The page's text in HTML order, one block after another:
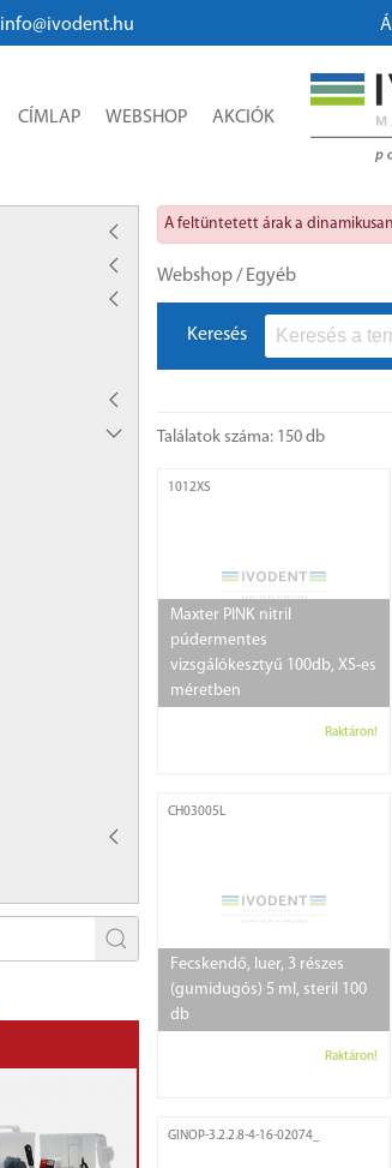
info@ivodent.hu Árak, egyedi
CÍMLAP WEBSHOP AKCIÓK
A feltüntetett árak a
Webshop/ Egyéb
Keresés
Találatok száma: 150 db
1012XS
Maxter PINK nitril
púdermentes
vizsgálókesztyű 100db, XS-es
méretben
Raktáron!
CH03005L
Fecskendő, luer, 3 részes
(gumidugós) 5 ml, steril 100
db
Raktáron!
GINOP-3.2.2.8-4-16-02074_